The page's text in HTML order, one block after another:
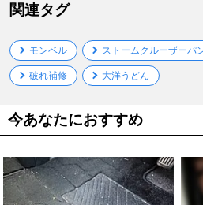
関連タグ
モンベル ストームクルーザーパ
破れ補修 大洋うどん
今あなたにおすすめ